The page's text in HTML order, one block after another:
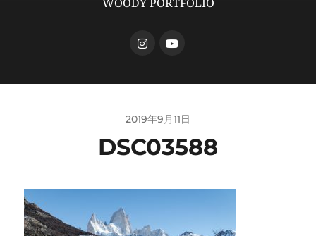
WOODY PORTFOLIO
2019年9月11日
DSC03588